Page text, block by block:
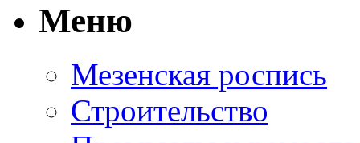
Меню
Мезенская роспись
Строительство